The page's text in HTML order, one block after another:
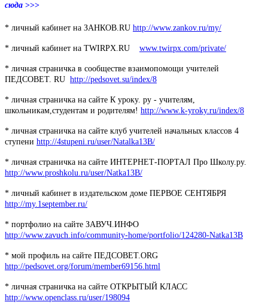
сюда >>>
* личный кабинет на ЗАНКОВ.RU http://www.zankov.ru/my/
* личный кабинет на TWIRPX.RU www.twirpx.com/private/
* личная страничка в сообществе взаимопомощи учителей
ПЕДСОВЕТ. RU http://pedsovet.su/index/8
* личная страничка на сайте К уроку. ру - учителям,
школьникам,студентам и родителям! http://www.k-yroky.ru/index/8
* личная страничка на сайте клуб учителей начальных классов 4
ступени http://4stupeni.ru/user/Natalka13B/
* личная страничка на сайте ИНТЕРНЕТ-ПОРТАЛ Про Школу.ру.
http://www.proshkolu.ru/user/Natka13B/
* личный кабинет в издательском доме ПЕРВОЕ СЕНТЯБРЯ
http://my.1september.ru/
* портфолио на сайте ЗАВУЧ.ИНФО
http://www.zavuch.info/community-home/portfolio/124280-Natka13B
* мой профиль на сайте ПЕДСОВЕТ.ORG
http://pedsovet.org/forum/member69156.html
* личная страничка на сайте ОТКРЫТЫЙ КЛАСС
http://www.openclass.ru/user/198094